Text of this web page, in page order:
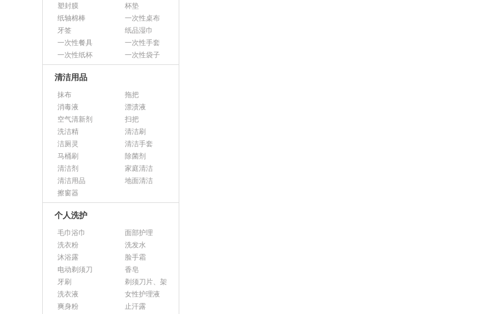
塑封膜
杯垫
纸轴棉棒
一次性桌布
牙签
纸品湿巾
一次性餐具
一次性手套
一次性纸杯
一次性袋子
清洁用品
抹布
拖把
消毒液
漂渍液
空气清新剂
扫把
洗洁精
清洁刷
洁厕灵
清洁手套
马桶刷
除菌剂
清洁剂
家庭清洁
清洁用品
地面清洁
擦窗器
个人洗护
毛巾浴巾
面部护理
洗衣粉
洗发水
沐浴露
脸手霜
电动剃须刀
香皂
牙刷
剃须刀片、架
洗衣液
女性护理液
爽身粉
止汗露